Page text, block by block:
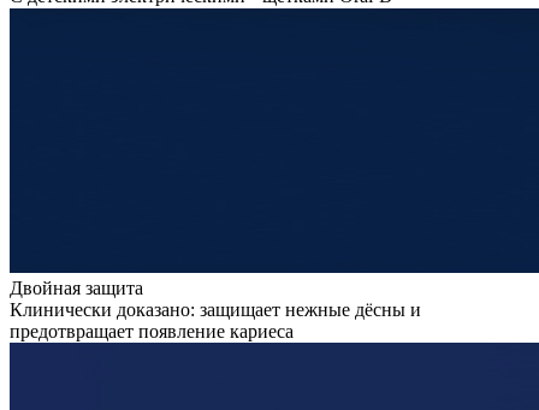
Двойная защита
Клинически доказано: защищает нежные дёсны и
предотвращает появление кариеса